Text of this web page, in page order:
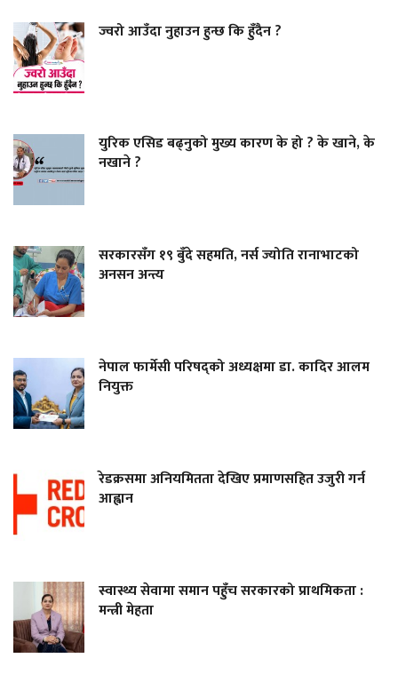
ज्वरो आउँदा नुहाउन हुन्छ कि हुँदैन ?
युरिक एसिड बढ्नुको मुख्य कारण के हो ? के खाने, के
नखाने ?
सरकारसँग १९ बुँदे सहमति, नर्स ज्योति रानाभाटको
अनसन अन्त्य
नेपाल फार्मेसी परिषद्को अध्यक्षमा डा. कादिर आलम
नियुक्त
रेडक्रसमा अनियमितता देखिए प्रमाणसहित उजुरी गर्न
आह्वान
स्वास्थ्य सेवामा समान पहुँच सरकारको प्राथमिकता :
मन्त्री मेहता